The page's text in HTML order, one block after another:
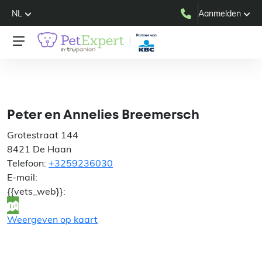
NL Aanmelden
Peter en Annelies Breemersch
Grotestraat 144
8421 De Haan
Telefoon: +3259236030
E-mail:
{{vets_web}}:
Weergeven op kaart